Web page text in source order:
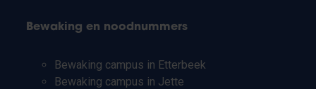
Bewaking en noodnummers
Bewaking campus in Etterbeek
Bewaking campus in Jette